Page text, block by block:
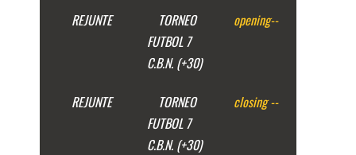
REJUNTE
TORNEO
FUTBOL 7
C.B.N. (+30)
opening--
REJUNTE
TORNEO
FUTBOL 7
C.B.N. (+30)
closing --